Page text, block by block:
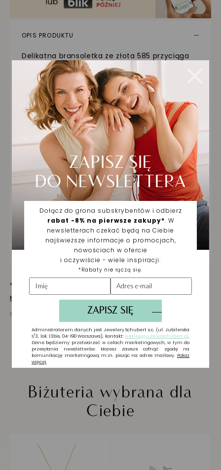
OPIS PRODUKTU
Delikatna bransoletka ze złota 585 przyciąga
wzrok motywem dwóch połączonych kółek,
które symbolizują jedność, więź i harmonię.
Drobne kulki na łańcuszku dodają jej
subtelnego blasku, tworząc nowoczesną, a
jednocześnie symboliczną formę. To
doskonały wybór dla kobiet, które cenią
elegancję w prostym, ale znaczącym wydaniu.
Bransoletka będzie pięknym akcentem
zarówno na co dzień, jak i do wyjątkowych
SZCZEGÓŁY PRODUKTU
DOSTAWA ORAZ ZWROTY
ZAKUPY NA RATY
Jak dbać o biżuterię
Masz pytania? Zapytaj!
Prezentowana cena jest ceną brutto
Biżuteria wybrana dla
Ciebie